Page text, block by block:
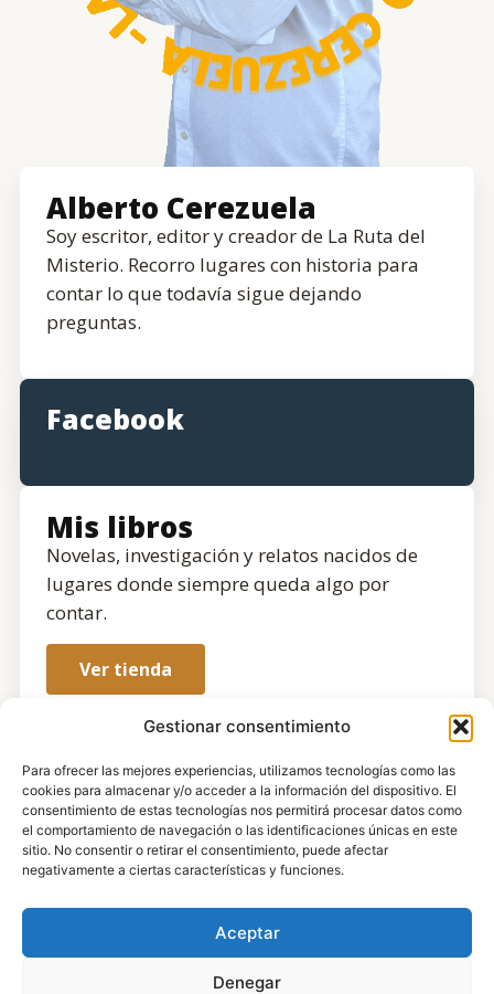
Gestionar consentimiento
Para ofrecer las mejores experiencias, utilizamos tecnologías como las
cookies para almacenar y/o acceder a la información del dispositivo. El
consentimiento de estas tecnologías nos permitirá procesar datos como
el comportamiento de navegación o las identificaciones únicas en este
sitio. No consentir o retirar el consentimiento, puede afectar
negativamente a ciertas características y funciones.
Aceptar
Denegar
Alberto Cerezuela
Soy escritor, editor y creador de La Ruta del
Misterio. Recorro lugares con historia para
contar lo que todavía sigue dejando
preguntas.
Facebook
Mis libros
Novelas, investigación y relatos nacidos de
lugares donde siempre queda algo por
contar.
Ver tienda